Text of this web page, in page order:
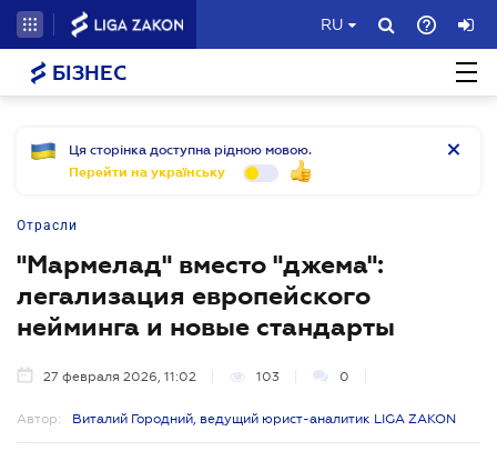
RU
БІЗНЕС
Ця сторінка доступна рідною мовою.
Перейти на українську
Отрасли
"Мармелад" вместо "джема":
легализация европейского
нейминга и новые стандарты
27 февраля 2026, 11:02 103 0
Автор: Виталий Городний, ведущий юрист-аналитик LIGA ZAKON